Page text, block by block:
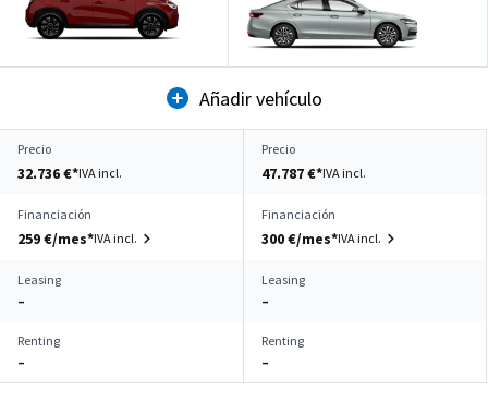
Añadir vehículo
Precio
32.736 €*IVA incl.
Precio
47.787 €*IVA incl.
Financiación
259 €/mes*IVA incl.
Financiación
300 €/mes*IVA incl.
Leasing
–
Leasing
–
Renting
–
Renting
–